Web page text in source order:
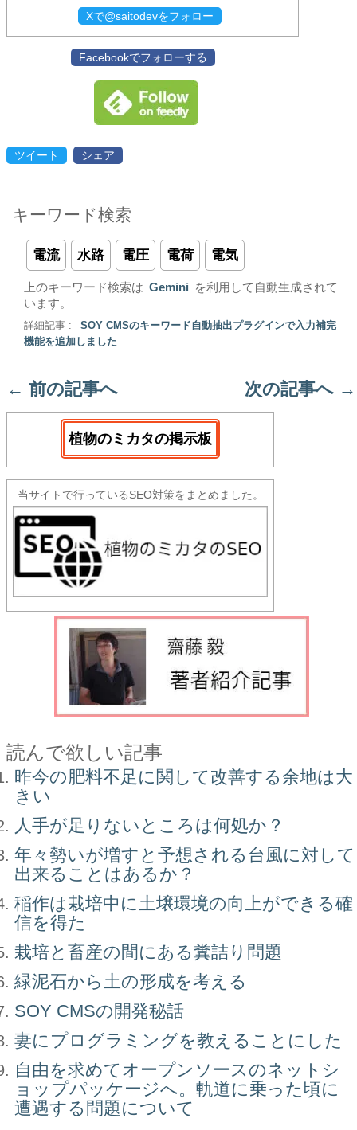
Xで@saitodevをフォロー
Facebookでフォローする
ツイート シェア
キーワード検索
電流 水路 電圧 電荷 電気
上のキーワード検索は Gemini
を利用して自動生成されて
います。
詳細記事 :
SOY CMSのキーワード自動抽出プラグインで入力補完
機能を追加しました
← 前の記事へ 次の記事へ →
植物のミカタの掲示板
当サイトで行っているSEO対策をまとめました。
読んで欲しい記事
昨今の肥料不足に関して改善する余地は大
きい
人手が足りないところは何処か？
年々勢いが増すと予想される台風に対して
出来ることはあるか？
稲作は栽培中に土壌環境の向上ができる確
信を得た
栽培と畜産の間にある糞詰り問題
緑泥石から土の形成を考える
SOY CMSの開発秘話
妻にプログラミングを教えることにした
自由を求めてオープンソースのネットシ
ョップパッケージへ。軌道に乗った頃に
遭遇する問題について